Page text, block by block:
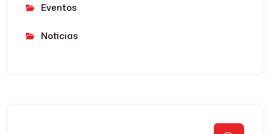
Eventos
Noticias